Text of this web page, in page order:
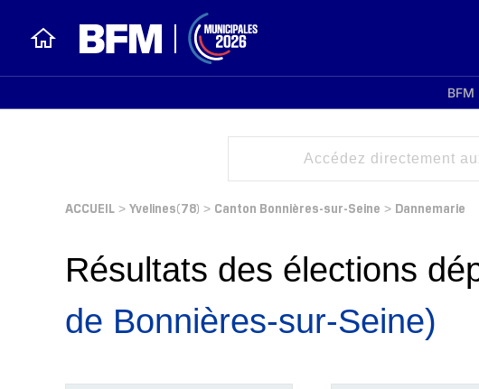
BFM
ACCUEIL > Yvelines(78) > Canton Bonnières-sur-Seine > Dannemarie
Résultats des élections
de Bonnières-sur-Seine)